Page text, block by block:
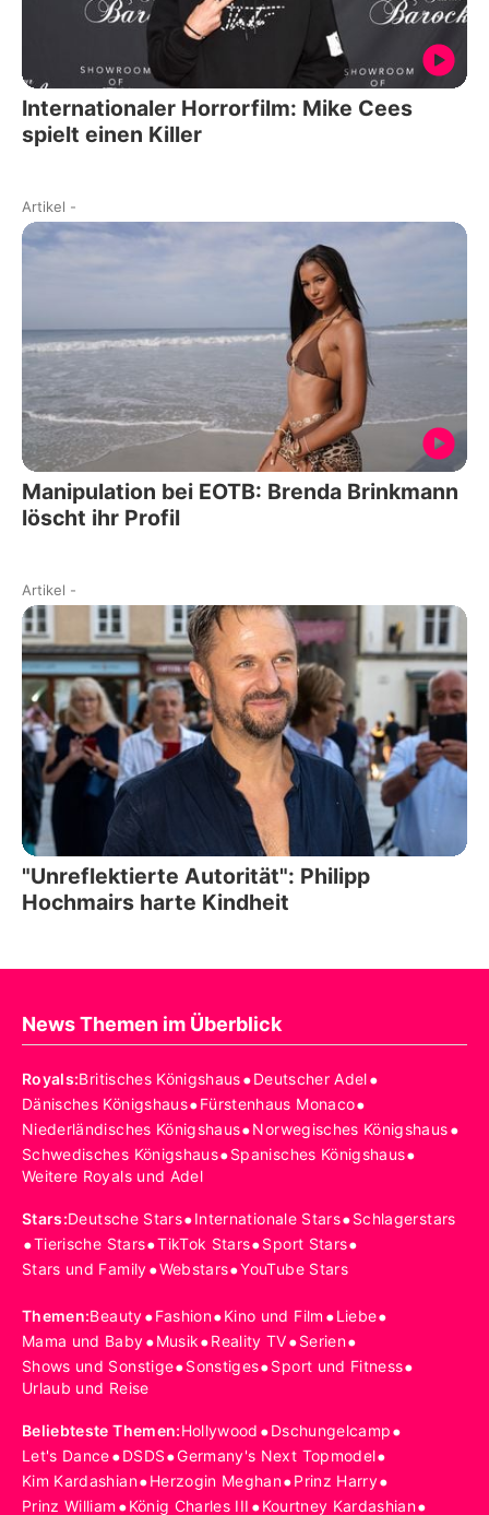
Internationaler Horrorfilm: Mike Cees
spielt einen Killer
Artikel -
Manipulation bei EOTB: Brenda Brinkmann
löscht ihr Profil
Artikel -
"Unreflektierte Autorität": Philipp
Hochmairs harte Kindheit
News Themen im Überblick
Royals:Britisches Königshaus•Deutscher Adel•
Dänisches Königshaus•Fürstenhaus Monaco•
Niederländisches Königshaus•Norwegisches Königshaus•
Schwedisches Königshaus•Spanisches Königshaus•
Weitere Royals und Adel
Stars:Deutsche Stars•Internationale Stars•Schlagerstars
•Tierische Stars•TikTok Stars•Sport Stars•
Stars und Family•Webstars•YouTube Stars
Themen:Beauty•Fashion•Kino und Film •Liebe•
Mama und Baby•Musik•Reality TV•Serien•
Shows und Sonstige•Sonstiges•Sport und Fitness•
Urlaub und Reise
Beliebteste Themen:Hollywood •Dschungelcamp•
Let's Dance•DSDS•Germany's Next Topmodel•
Kim Kardashian•Herzogin Meghan•Prinz Harry•
Prinz William •König Charles III •Kourtney Kardashian•